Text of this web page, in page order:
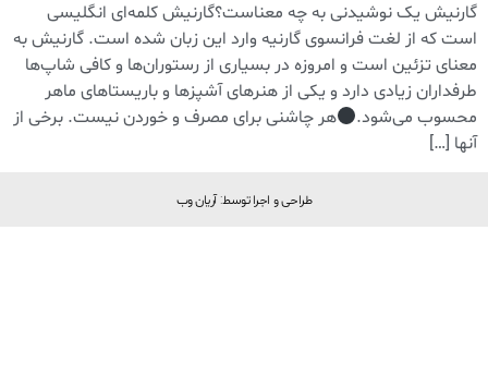
گارنیش یک نوشیدنی به چه معناست؟گارنیش کلمه‌ای انگلیسی
است که از لغت فرانسوی گارنیه وارد این زبان شده است. گارنیش به
معنای تزئین است و امروزه در بسیاری از رستوران‌ها و کافی شاپ‌ها
طرفداران زیادی دارد و یکی از هنرهای آشپزها و باریستاهای ماهر
محسوب می‌شود.
هر چاشنی برای مصرف و خوردن نیست. برخی از
آنها […]
طراحی و اجرا توسط: آریان وب